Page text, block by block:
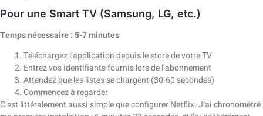
Pour une Smart TV (Samsung, LG, etc.)
Temps nécessaire : 5-7 minutes
Téléchargez l’application depuis le store de votre TV
Entrez vos identifiants fournis lors de l’abonnement
Attendez que les listes se chargent (30-60 secondes)
Commencez à regarder
C’est littéralement aussi simple que configurer Netflix. J’ai chronométré